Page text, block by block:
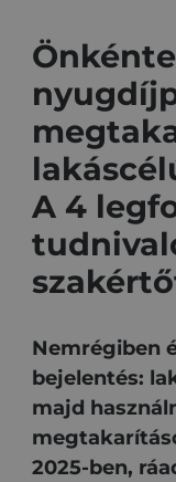
A 4
Nemrégiben
bejelentés:
majd
2025-ben,